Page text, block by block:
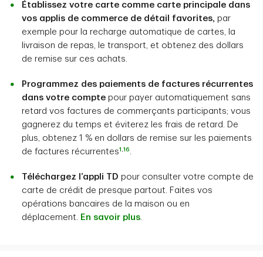
Établissez votre carte comme carte principale dans
vos applis de commerce de détail favorites, par
exemple pour la recharge automatique de cartes, la
livraison de repas, le transport, et obtenez des dollars
de remise sur ces achats.
Programmez des paiements de factures récurrentes
dans votre compte pour payer automatiquement sans
retard vos factures de commerçants participants; vous
gagnerez du temps et éviterez les frais de retard. De
plus, obtenez 1 % en dollars de remise sur les paiements
de factures récurrentes1 ,16 .
Téléchargez l’appli TD pour consulter votre compte de
carte de crédit de presque partout. Faites vos
opérations bancaires de la maison ou en
déplacement. En savoir plus.